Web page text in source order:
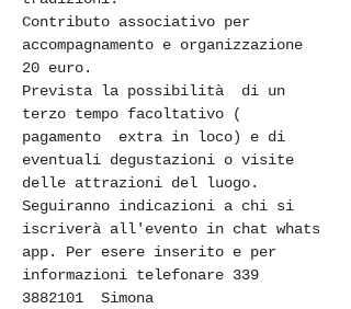
Contributo associativo per
accompagnamento e organizzazione
20 euro.
Prevista la possibilità  di un
terzo tempo facoltativo (
pagamento  extra in loco) e di
eventuali degustazioni o visite
delle attrazioni del luogo.
Seguiranno indicazioni a chi si
iscriverà all'evento in chat whats
app. Per esere inserito e per
informazioni telefonare 339
3882101  Simona